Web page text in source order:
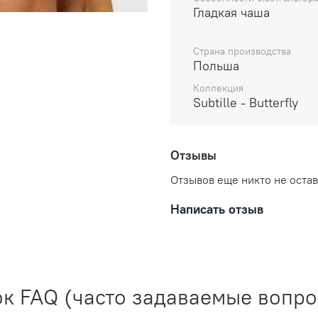
Нижняя часть
верхняя часть
Пояс — плотное
Без вертикальных
Золотые аксессуары.
85% полиамид
5% полиэстер
Уход за вещами:
30 градусов. Любое
Гладкая чаша
Страна производства
Польша
Коллекция
Subtille - Butterfly
Отзывы
Отзывов еще никто не
Написать отзыв
FAQ (часто задаваемые